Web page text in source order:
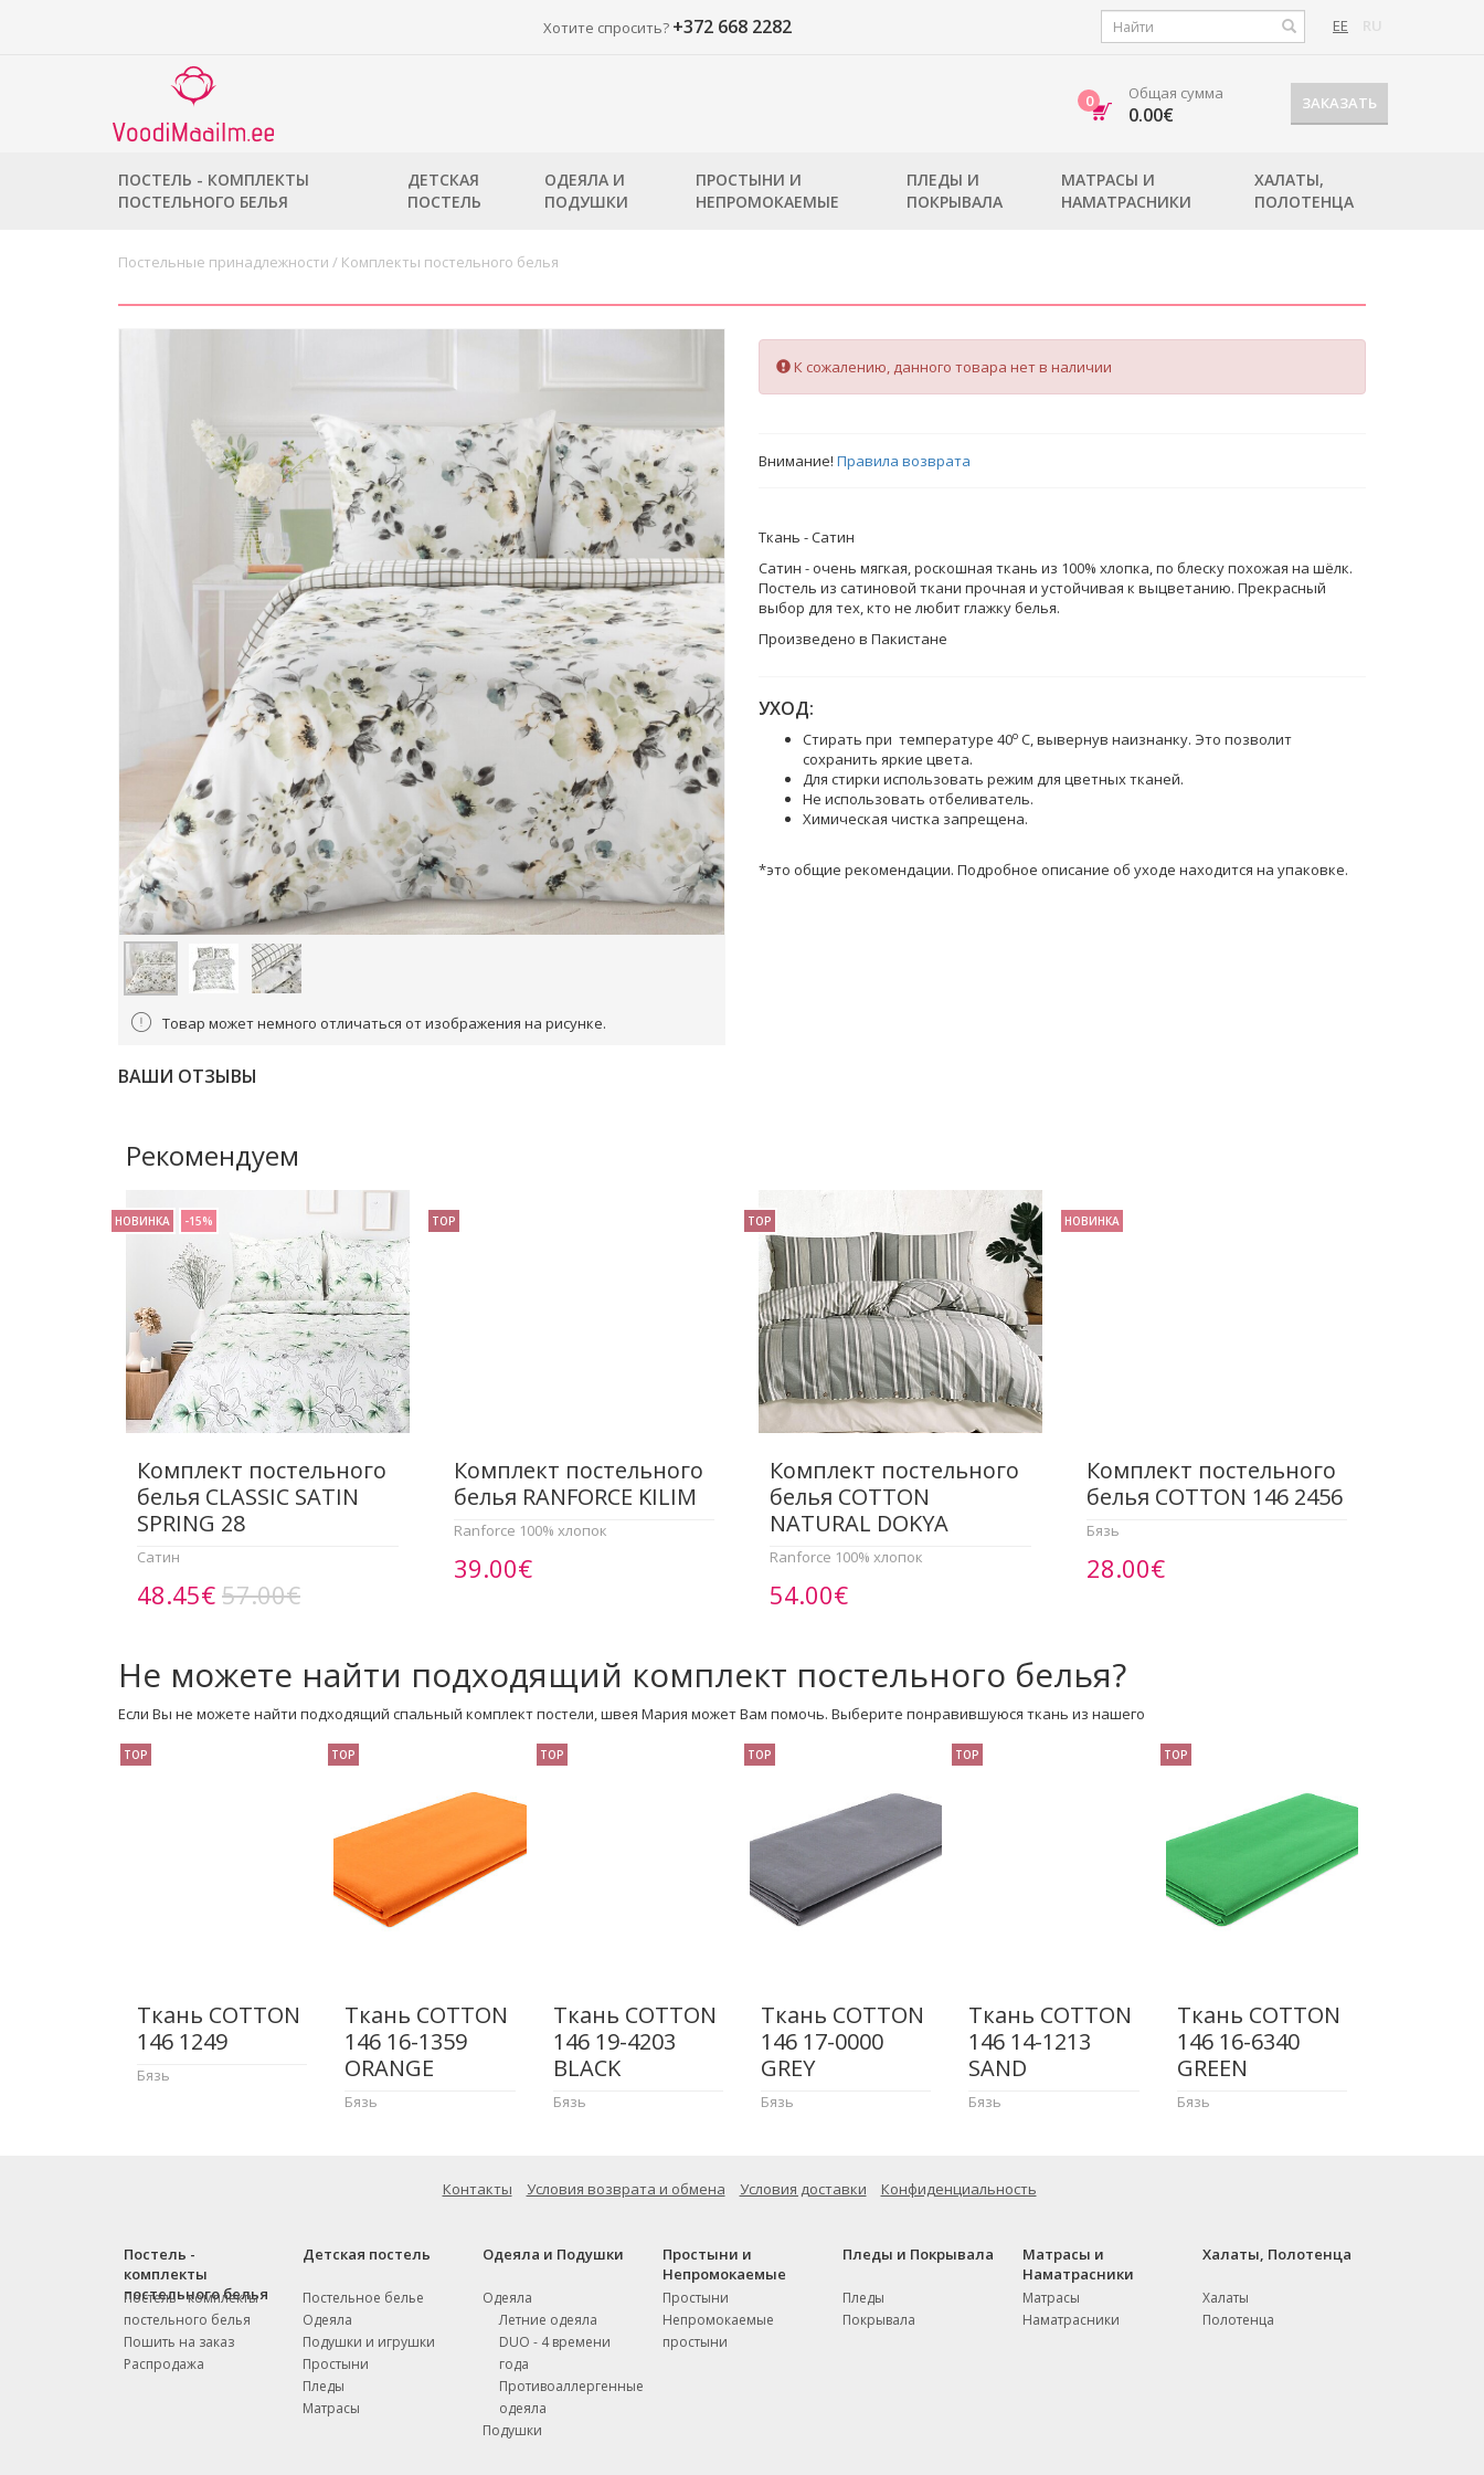
Хотите спросить? +372 668 2282 EE RU
0 Общая сумма
0.00€ ЗАКАЗАТЬ
ПОСТЕЛЬ - КОМПЛЕКТЫ
ПОСТЕЛЬНОГО БЕЛЬЯ
ДЕТСКАЯ
ПОСТЕЛЬ
ОДЕЯЛА И
ПОДУШКИ
ПРОСТЫНИ И
НЕПРОМОКАЕМЫЕ
ПЛЕДЫ И
ПОКРЫВАЛА
МАТРАСЫ И
НАМАТРАСНИКИ
ХАЛАТЫ,
ПОЛОТЕНЦА
Постельные принадлежности / Комплекты постельного белья
Товар может немного отличаться от изображения на рисунке.
ВАШИ ОТЗЫВЫ
К сожалению, данного товара нет в наличии
Внимание! Правила возврата
Ткань - Сатин
Сатин - очень мягкая, роскошная ткань из 100% хлопка, по блеску похожая на шёлк.
Постель из сатиновой ткани прочная и устойчивая к выцветанию. Прекрасный
выбор для тех, кто не любит глажку белья.
Произведено в Пакистане
УХОД:
Стирать при температуре 40o C, вывернув наизнанку. Это позволит
сохранить яркие цвета.
Для стирки использовать режим для цветных тканей.
Не использовать отбеливатель.
Химическая чистка запрещена.
*это общие рекомендации. Подробное описание об уходе находится на упаковке.
Рекомендуем
НОВИНКА -15%
Комплект постельного
белья CLASSIC SATIN
SPRING 28
Сатин
48.45€ 57.00€
TOP
Комплект постельного
белья RANFORCE KILIM
Ranforce 100% хлопок
39.00€
TOP
Комплект постельного
белья COTTON
NATURAL DOKYA
Ranforce 100% хлопок
54.00€
НОВИНКА
Комплект постельного
белья COTTON 146 2456
Бязь
28.00€
Не можете найти подходящий комплект постельного белья?
Если Вы не можете найти подходящий спальный комплект постели, швея Мария может Вам помочь. Выберите понравившуюся ткань из нашего
TOP
Ткань COTTON
146 1249
Бязь
TOP
Ткань COTTON
146 16-1359
ORANGE
Бязь
TOP
Ткань COTTON
146 19-4203
BLACK
Бязь
TOP
Ткань COTTON
146 17-0000
GREY
Бязь
TOP
Ткань COTTON
146 14-1213
SAND
Бязь
TOP
Ткань COTTON
146 16-6340
GREEN
Бязь
Контакты Условия возврата и обмена Условия доставки Конфиденциальность
Постель -
комплекты
постельного белья
Постель - комплекты
постельного белья
Пошить на заказ
Распродажа
Детская постель
Постельное белье
Одеяла
Подушки и игрушки
Простыни
Пледы
Матрасы
Одеяла и Подушки
Одеяла
Летние одеяла
DUO - 4 времени
года
Противоаллергенные
одеяла
Подушки
Простыни и
Непромокаемые
Простыни
Непромокаемые
простыни
Пледы и Покрывала
Пледы
Покрывала
Матрасы и
Наматрасники
Матрасы
Наматрасники
Халаты, Полотенца
Халаты
Полотенца